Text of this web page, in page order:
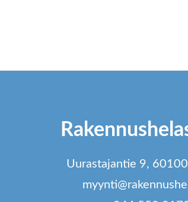
Uurastajantie 9,